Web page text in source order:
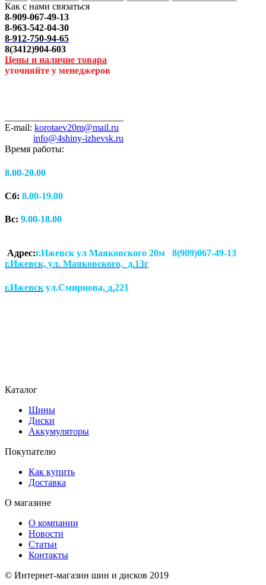
Как с нами связаться
8-909-067-49-13
8-963-542-04-30
8-912-750-94-65
8(3412)904-603
Цены и наличие товара
уточняйте у менеджеров
E-mail: korotaev20m@mail.ru
info@4shiny-izhevsk.ru
Время работы:
8.00-20.00
Сб: 8.00-19.00
Вс: 9.00-18.00
Адрес:г.Ижевск ул Маяковского 20м 8(909)067-49-13
г.Ижевск, ул. Маяковского, д.13г
г.Ижевск ул.Смирнова, д.221
Каталог
Шины
Диски
Аккумуляторы
Покупателю
Как купить
Доставка
О магазине
О компании
Новости
Статьи
Контакты
© Интернет-магазин шин и дисков 2019